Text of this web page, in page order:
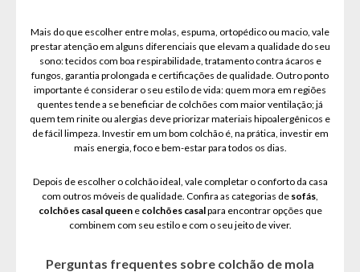
Mais do que escolher entre molas, espuma, ortopédico ou macio, vale
prestar atenção em alguns diferenciais que elevam a qualidade do seu
sono: tecidos com boa respirabilidade, tratamento contra ácaros e
fungos, garantia prolongada e certificações de qualidade. Outro ponto
importante é considerar o seu estilo de vida: quem mora em regiões
quentes tende a se beneficiar de colchões com maior ventilação; já
quem tem rinite ou alergias deve priorizar materiais hipoalergênicos e
de fácil limpeza. Investir em um bom colchão é, na prática, investir em
mais energia, foco e bem-estar para todos os dias.
Depois de escolher o colchão ideal, vale completar o conforto da casa
com outros móveis de qualidade. Confira as categorias de sofás,
colchões casal queene colchões casalpara encontrar opções que
combinem com seu estilo e com o seu jeito de viver.
Perguntas frequentes sobre colchão de mola